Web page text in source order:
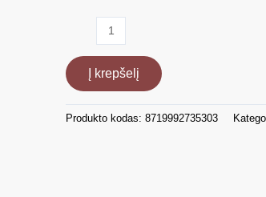
produkto
Apimties
suteikianti
kaukė
plaukams
Į krepšelį
Produkto kodas:8719992735303